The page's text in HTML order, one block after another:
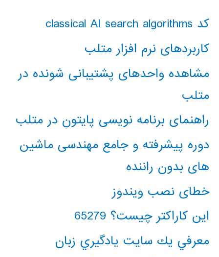
کد classical AI search algorithms
کاربردهای نرم افزار متلب
مشاهده واحدهای پشتیبانی شونده در
متلب
راهنمای برنامه نویسی پایتون در متلب
دوره پیشرفته و جامع مهندسی ماشین
های بدون راننده
خطای نصب ویندوز
این کاراکتر چیست؟ 65279
معرفي يك سايت يادگيري زبان